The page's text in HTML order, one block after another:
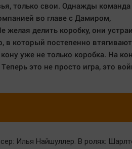
только свои. Однажды
во главе с Дамиром,
делить коробку, они
который постепенно
уже не только коробка. На
это не просто игра, это
Илья Найшуллер. В ролях: